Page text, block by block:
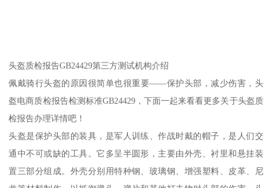
头盔质检报告GB24429第三方测试机构介绍
佩戴骑行头盔的原因很简单也很重要——保护头部，减少伤害，头
盔电商质检报告检测标准GB24429，下面一起来看看更多关于头盔质
检报告办理详情吧！
头盔是保护头部的装具，是军人训练、作战时戴的帽子，是人们交
通中不可或缺的工具。它多呈半圆形，主要由外壳、衬里和悬挂装
置三部分组成。外壳分别用特种钢、玻璃钢、增强塑料、皮革、尼